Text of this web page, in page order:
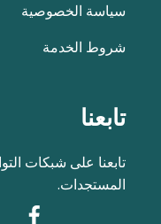
سياسة الخصوصية
شروط الخدمة
تابعنا
تابعنا على شبكات
المستجدات.